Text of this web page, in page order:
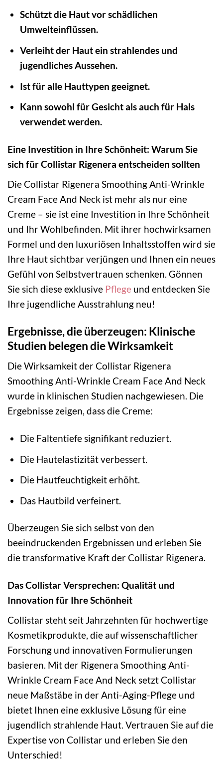
Schützt die Haut vor schädlichen
Umwelteinflüssen.
Verleiht der Haut ein strahlendes und
jugendliches Aussehen.
Ist für alle Hauttypen geeignet.
Kann sowohl für Gesicht als auch für Hals
verwendet werden.
Eine Investition in Ihre Schönheit: Warum Sie
sich für Collistar Rigenera entscheiden sollten
Die Collistar Rigenera Smoothing Anti-Wrinkle
Cream Face And Neck ist mehr als nur eine
Creme – sie ist eine Investition in Ihre Schönheit
und Ihr Wohlbefinden. Mit ihrer hochwirksamen
Formel und den luxuriösen Inhaltsstoffen wird sie
Ihre Haut sichtbar verjüngen und Ihnen ein neues
Gefühl von Selbstvertrauen schenken. Gönnen
Sie sich diese exklusive Pflege und entdecken Sie
Ihre jugendliche Ausstrahlung neu!
Ergebnisse, die überzeugen: Klinische
Studien belegen die Wirksamkeit
Die Wirksamkeit der Collistar Rigenera
Smoothing Anti-Wrinkle Cream Face And Neck
wurde in klinischen Studien nachgewiesen. Die
Ergebnisse zeigen, dass die Creme:
Die Faltentiefe signifikant reduziert.
Die Hautelastizität verbessert.
Die Hautfeuchtigkeit erhöht.
Das Hautbild verfeinert.
Überzeugen Sie sich selbst von den
beeindruckenden Ergebnissen und erleben Sie
die transformative Kraft der Collistar Rigenera.
Das Collistar Versprechen: Qualität und
Innovation für Ihre Schönheit
Collistar steht seit Jahrzehnten für hochwertige
Kosmetikprodukte, die auf wissenschaftlicher
Forschung und innovativen Formulierungen
basieren. Mit der Rigenera Smoothing Anti-
Wrinkle Cream Face And Neck setzt Collistar
neue Maßstäbe in der Anti-Aging-Pflege und
bietet Ihnen eine exklusive Lösung für eine
jugendlich strahlende Haut. Vertrauen Sie auf die
Expertise von Collistar und erleben Sie den
Unterschied!